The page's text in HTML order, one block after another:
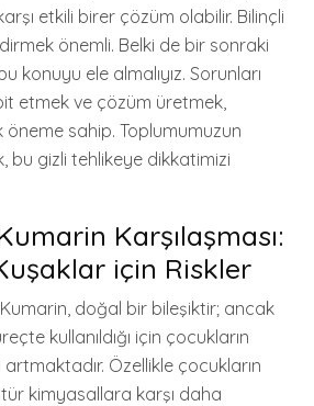
etkili birer çözüm olabilir. Bilinçli
önemli. Belki de bir sonraki
konuyu ele almalıyız. Sorunları
etmek ve çözüm üretmek,
sahip. Toplumumuzun
bu gizli tehlikeye dikkatimizi
Karşılaşması:
için Riskler
Kumarin, doğal bir bileşiktir; ancak
kullanıldığı için çocukların
Özellikle çocukların
tür kimyasallara karşı daha